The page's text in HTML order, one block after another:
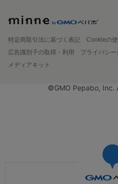
特定商取引法に基づく表記
Cookieの
広告識別子の取得・利用
プライバシー
メディアキット
©GMO Pepabo, Inc.